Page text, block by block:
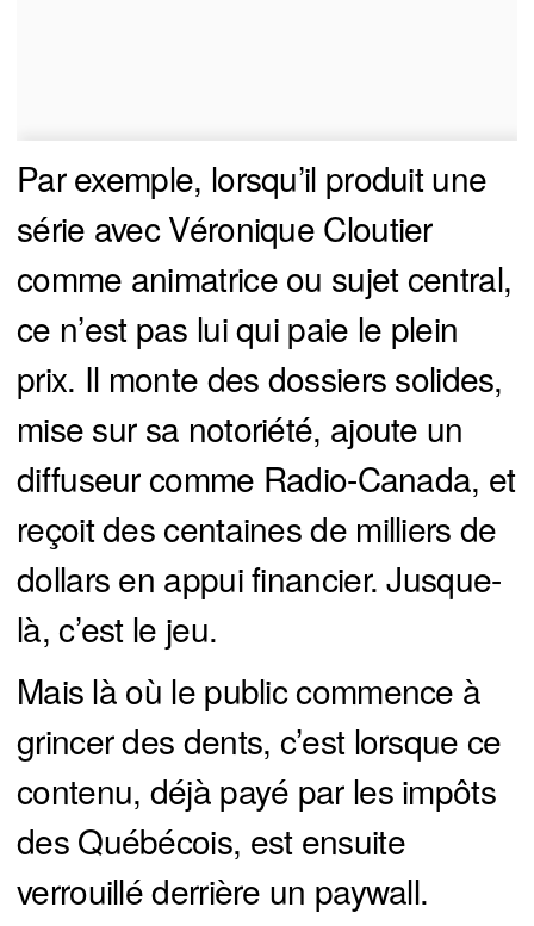
Par exemple, lorsqu’il produit une
série avec Véronique Cloutier
comme animatrice ou sujet central,
ce n’est pas lui qui paie le plein
prix. Il monte des dossiers solides,
mise sur sa notoriété, ajoute un
diffuseur comme Radio-Canada, et
reçoit des centaines de milliers de
dollars en appui financier. Jusque-
là, c’est le jeu.
Mais là où le public commence à
grincer des dents, c’est lorsque ce
contenu, déjà payé par les impôts
des Québécois, est ensuite
verrouillé derrière un paywall.